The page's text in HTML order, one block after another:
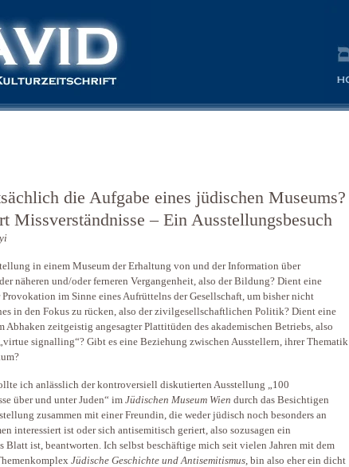
die Aufgabe eines jüdischen Museums?
Missverständnisse – Ein Ausstellungsbesuch
in einem Museum der Erhaltung von und der Information über
näheren und/oder ferneren Vergangenheit, also der Bildung? Dient eine
im Sinne eines Aufrüttelns der Gesellschaft, um bisher nicht
in den Fokus zu rücken, also der zivilgesellschaftlichen Politik? Dient eine
Abhaken zeitgeistig angesagter Plattitüden des akademischen Betriebs, also
signalling“? Gibt es eine Beziehung zwischen Ausstellern, ihrer Thematik
ich anlässlich der kontroversiell diskutierten Ausstellung „100
über und unter Juden“ im Jüdischen Museum Wien durch das Besichtigen
zusammen mit einer Freundin, die weder jüdisch noch besonders an
interessiert ist oder sich antisemitisch geriert, also sozusagen ein
Blatt ist, beantworten. Ich selbst beschäftige mich seit vielen Jahren mit dem
Jüdische Geschichte und Antisemitismus, bin also eher ein dicht